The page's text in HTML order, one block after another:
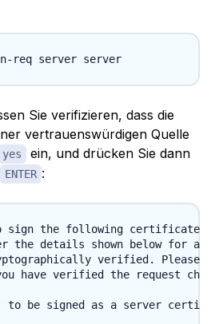
Sie verifizieren, dass die
vertrauenswürdigen Quelle
yes
ein, und drücken Sie dann
ENTER :
sign the following certificate.
the details shown below for
verified. Please
have verified the request
to be signed as a server